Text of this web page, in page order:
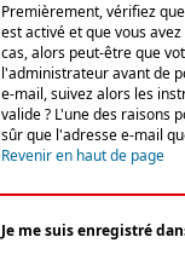
Premièrement, vérifiez
est activé et que vous
cas, alors peut-être que
l'administrateur avant de
e-mail, suivez alors les
valide ? L'une des raisons
sûr que l'adresse e-mail
Revenir en haut de page
Je me suis enregistré